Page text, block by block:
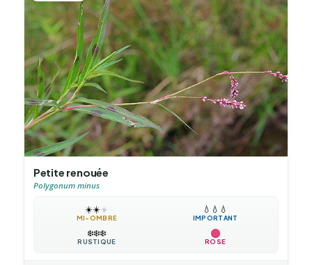
Petite renouée
Polygonum minus
☀️☀️☀️
MI-OMBRE
💧 💧 💧
IMPORTANT
❄️❄️❄️
RUSTIQUE ROSE